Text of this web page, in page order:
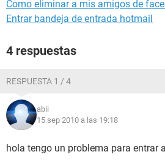
Como eliminar a mis amigos de
Entrar bandeja de entrada hotmail
4 respuestas
RESPUESTA 1 / 4
abii
15 sep 2010 a las 19:18
hola tengo un problema para entrar